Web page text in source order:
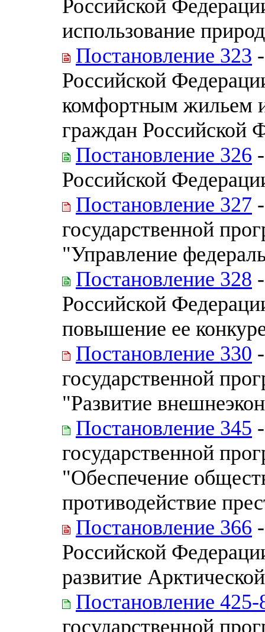
Российской
использование
Постановление 323
Российской
комфортным жильем
граждан Российской
Постановление 326
Российской
Постановление 327
государственной
"Управление
Постановление 328
Российской
повышение ее
Постановление 330
государственной
"Развитие
Постановление 345
государственной
"Обеспечение
противодействие
Постановление 366
Российской
развитие
Постановление 425-
государственной